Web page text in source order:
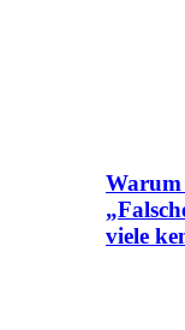
Warum
viele